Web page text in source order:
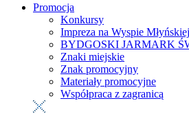
Promocja
Konkursy
Impreza na Wyspie Młyńskiej
BYDGOSKI JARMARK
Znaki miejskie
Znak promocyjny
Materiały promocyjne
Współpraca z zagranicą